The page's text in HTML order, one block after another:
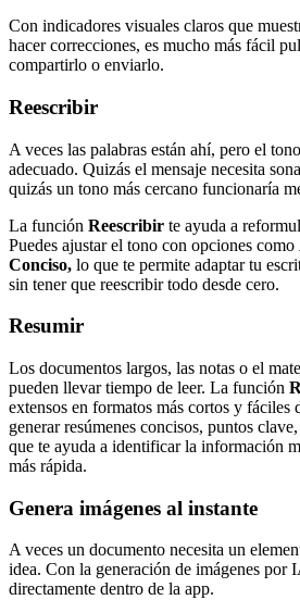
Con indicadores visuales claros que
hacer correcciones, es mucho más fácil
compartirlo o enviarlo.
Reescribir
A veces las palabras están ahí, pero el
adecuado. Quizás el mensaje necesita
quizás un tono más cercano funcionaría
La función Reescribir te ayuda a
Puedes ajustar el tono con opciones como
Conciso, lo que te permite adaptar tu
sin tener que reescribir todo desde cero.
Resumir
Los documentos largos, las notas o el
pueden llevar tiempo de leer. La función
extensos en formatos más cortos y fáciles
generar resúmenes concisos, puntos
que te ayuda a identificar la información
más rápida.
Genera imágenes al instante
A veces un documento necesita un
idea. Con la generación de imágenes por
directamente dentro de la app.